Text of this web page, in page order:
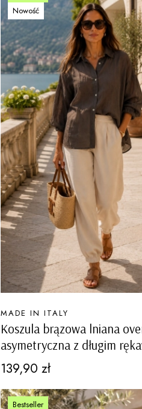
Nowość
Koszula brązowa lniana
asymetryczna z długim
Paluzza
PRODUCENT
MADE IN ITALY
Cena
139,90 zł
Bestseller